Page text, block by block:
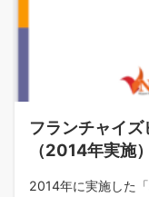
フランチャイ
（2014年実施）
2014年に実施した